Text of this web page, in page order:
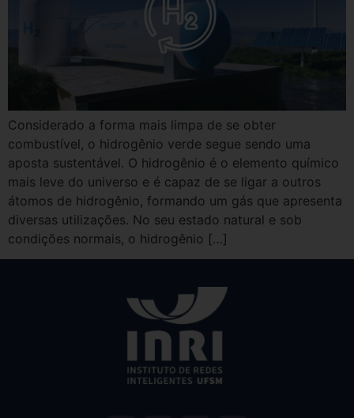
Considerado a forma mais limpa de se obter
combustível, o hidrogênio verde segue sendo uma
aposta sustentável. O hidrogênio é o elemento químico
mais leve do universo e é capaz de se ligar a outros
átomos de hidrogênio, formando um gás que apresenta
diversas utilizações. No seu estado natural e sob
condições normais, o hidrogênio […]